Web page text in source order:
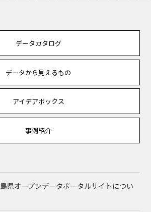
データカタログ
データから見えるもの
アイデアボックス
事例紹介
県オープンデータポータルサイトについ